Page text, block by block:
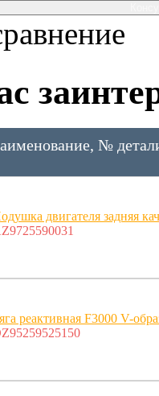
№
двигателя задняя
реактивная F3000 V-